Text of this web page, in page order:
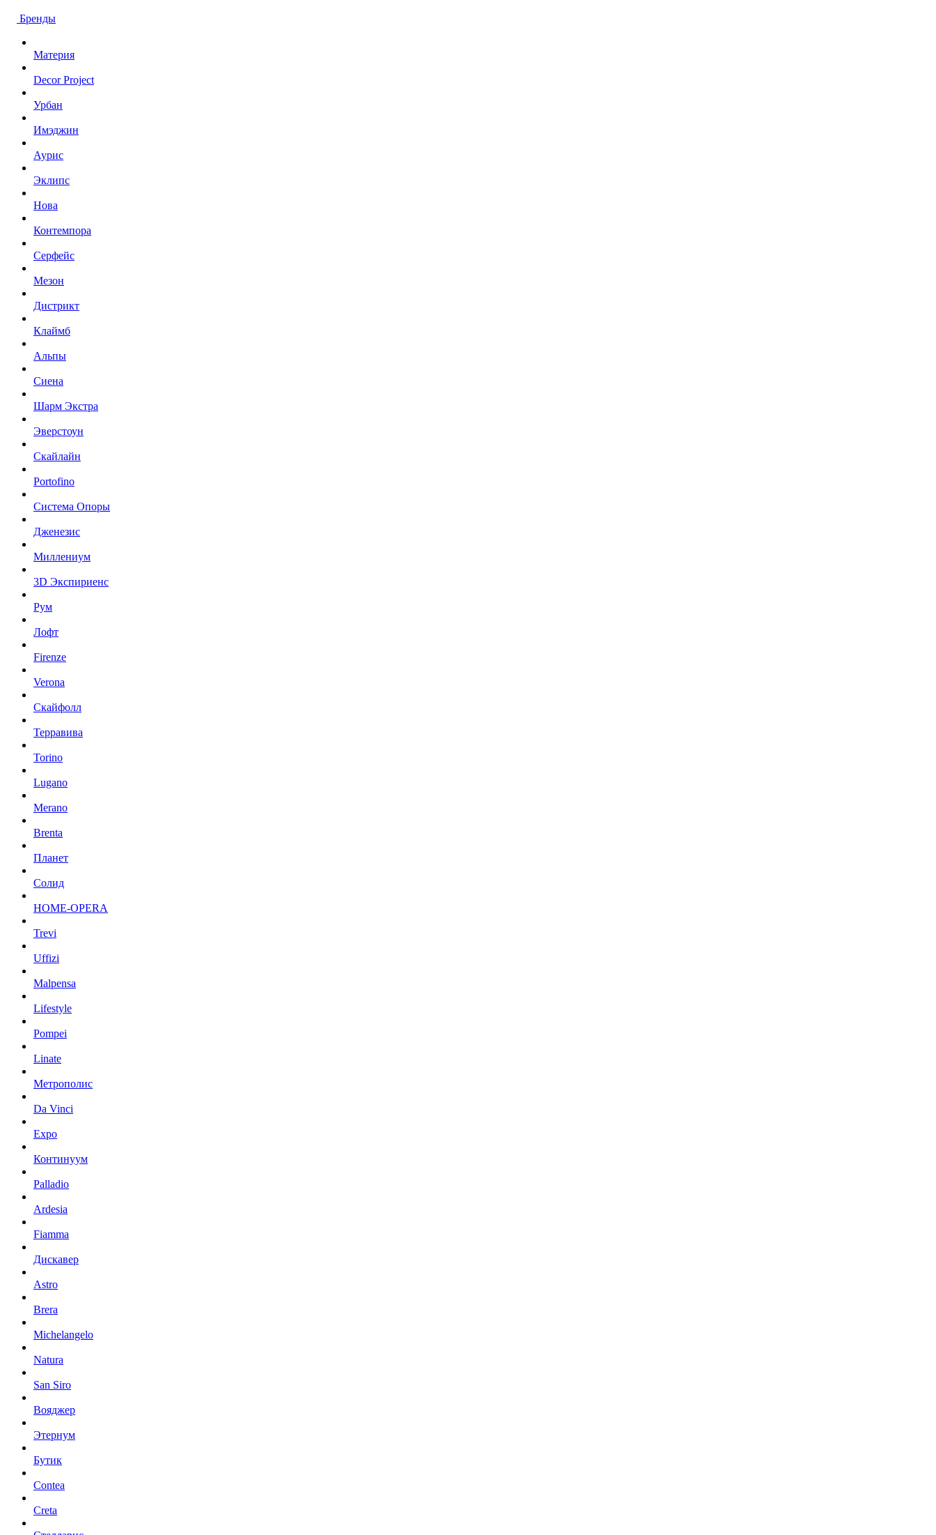
Бренды
Материя
Decor Project
Урбан
Имэджин
Аурис
Эклипс
Нова
Контемпора
Серфейс
Мезон
Дистрикт
Клаймб
Альпы
Сиена
Шарм Экстра
Эверстоун
Скайлайн
Portofino
Система Опоры
Дженезис
Миллениум
3D Экспириенс
Рум
Лофт
Firenze
Verona
Скайфолл
Терравива
Torino
Lugano
Merano
Brenta
Планет
Солид
HOME-OPERA
Trevi
Uffizi
Malpensa
Lifestyle
Pompei
Linate
Метрополис
Da Vinci
Expo
Континуум
Palladio
Ardesia
Fiamma
Дискавер
Astro
Brera
Michelangelo
Natura
San Siro
Вояджер
Этернум
Бутик
Contea
Creta